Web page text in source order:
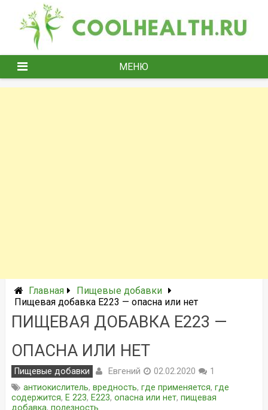
содержимому
МЕНЮ
Главная
Пищевые добавки
Пищевая добавка Е223 — опасна или нет
ПИЩЕВАЯ ДОБАВКА Е223 —
ОПАСНА ИЛИ НЕТ
Пищевые добавки Евгений 02.02.2020
1
антиокислитель, вредность, где применяется, где
содержится, Е 223, Е223, опасна или нет, пищевая
добавка, полезность